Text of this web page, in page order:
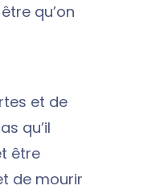
qu’on
et de
qu’il
être
de mourir